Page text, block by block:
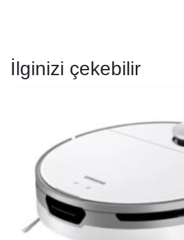
İlginizi çekebilir